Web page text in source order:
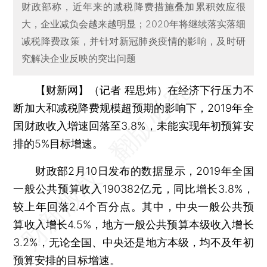
财政部称，近年来的减税降费措施叠加累积效应很
大，企业减负会越来越明显；2020年将继续落实落细
减税降费政策，并针对新冠肺炎疫情的影响，及时研
究解决企业反映的突出问题
【财新网】（记者 程思炜） 在经济下行压力不
断加大和减税降费规模超预期的影响下，2019年全
国财政收入增速回落至3.8%，未能实现年初预算安
排的5%目标增速。
财政部2月10日发布的数据显示，2019年全国
一般公共预算收入190382亿元，同比增长3.8%，
较上年回落2.4个百分点。其中，中央一般公共预
算收入增长4.5%，地方一般公共预算本级收入增长
3.2%，无论全国、中央还是地方本级，均不及年初
预算安排的目标增速。